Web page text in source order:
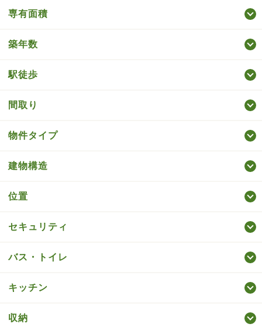
専有面積
築年数
駅徒歩
間取り
物件タイプ
建物構造
位置
セキュリティ
バス・トイレ
キッチン
収納